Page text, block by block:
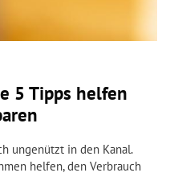
5 Tipps helfen
ungenützt in den Kanal.
helfen, den Verbrauch